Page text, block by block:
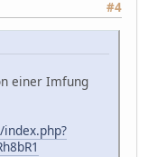
#4
einer Imfung